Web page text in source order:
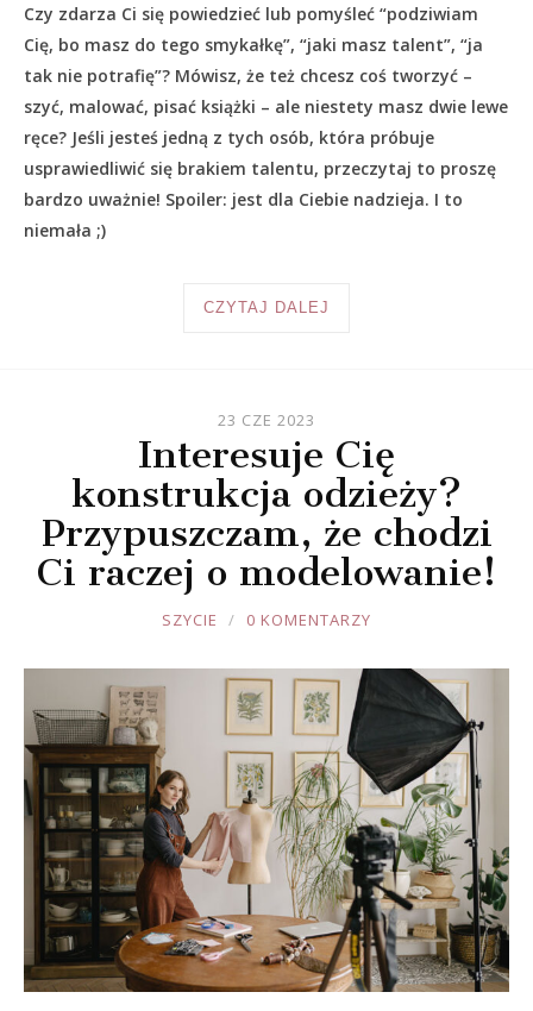
Czy zdarza Ci się powiedzieć lub pomyśleć “podziwiam
Cię, bo masz do tego smykałkę”, “jaki masz talent”, “ja
tak nie potrafię”? Mówisz, że też chcesz coś tworzyć –
szyć, malować, pisać książki – ale niestety masz dwie lewe
ręce? Jeśli jesteś jedną z tych osób, która próbuje
usprawiedliwić się brakiem talentu, przeczytaj to proszę
bardzo uważnie! Spoiler: jest dla Ciebie nadzieja. I to
niemała ;)
CZYTAJ DALEJ
23 CZE 2023
Interesuje Cię
konstrukcja odzieży?
Przypuszczam, że chodzi
Ci raczej o modelowanie!
JOULE
SZYCIE 0 KOMENTARZY